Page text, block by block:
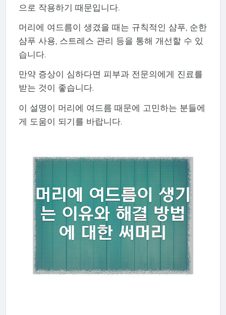
으로 작용하기 때문입니다.
머리에 여드름이 생겼을 때는 규칙적인 샴푸, 순한
샴푸 사용, 스트레스 관리 등을 통해 개선할 수 있
습니다.
만약 증상이 심하다면 피부과 전문의에게 진료를
받는 것이 좋습니다.
이 설명이 머리에 여드름 때문에 고민하는 분들에
게 도움이 되기를 바랍니다.